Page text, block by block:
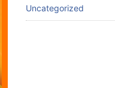
Uncategorized